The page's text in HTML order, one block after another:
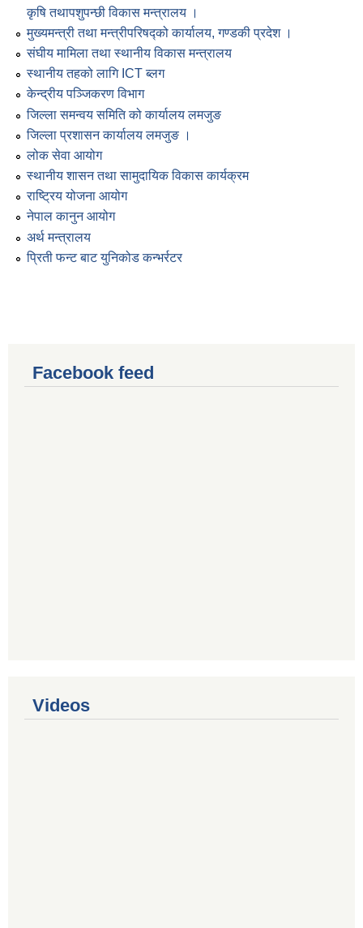
कृषि तथापशुपन्छी विकास मन्त्रालय ।
मुख्यमन्त्री तथा मन्त्रीपरिषद्को कार्यालय, गण्डकी प्रदेश ।
संघीय मामिला तथा स्थानीय विकास मन्त्रालय
स्थानीय तहको लागि ICT ब्लग
केन्द्रीय पञ्जिकरण विभाग
जिल्ला समन्वय समिति को कार्यालय लमजुङ
जिल्ला प्रशासन कार्यालय लमजुङ ।
लोक सेवा आयोग
स्थानीय शासन तथा सामुदायिक विकास कार्यक्रम
राष्ट्रिय योजना आयोग
नेपाल कानुन आयोग
अर्थ मन्त्रालय
प्रिती फन्ट बाट युनिकोड कन्भर्रटर
Facebook feed
Videos